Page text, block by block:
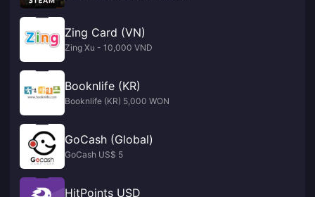
Zing Card (VN)
Zing Xu - 10,000 VND
Booknlife (KR)
Booknlife (KR) 5,000 WON
GoCash (Global)
GoCash US$ 5
HitPoints USD